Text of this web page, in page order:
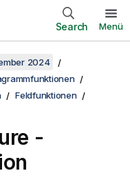
Search Menü
2024
Feldfunktionen
-